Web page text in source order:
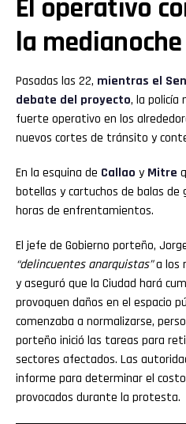
El operativo
la medianoche
Pasadas las 22, mientras el
debate del proyecto, la policía
fuerte operativo en los
nuevos cortes de tránsito y
En la esquina de Callao y Mitre
botellas y cartuchos de balas de
horas de enfrentamientos.
El jefe de Gobierno porteño,
“delincuentes anarquistas”a los
y aseguró que la Ciudad hará
provoquen daños en el espacio
comenzaba a normalizarse,
porteño inició las tareas para
sectores afectados. Las
informe para determinar el
provocados durante la protesta.